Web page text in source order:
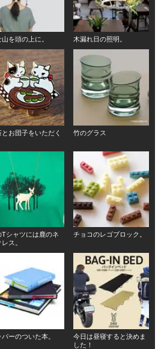
を頭の上に。 木漏れ日の照明。
とお団子をいただく
竹のグラス
Tシャツには鹿のネ
ス。
チョコのレゴブロック。
パーのついた本。
今日は昼寝すると決めま
した！